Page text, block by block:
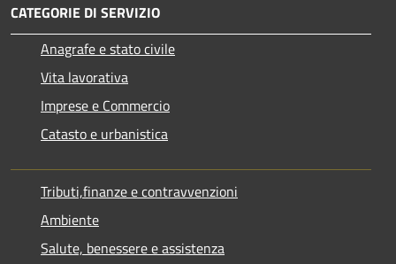
CATEGORIE DI SERVIZIO
Anagrafe e stato civile
Vita lavorativa
Imprese e Commercio
Catasto e urbanistica
Tributi,finanze e contravvenzioni
Ambiente
Salute, benessere e assistenza